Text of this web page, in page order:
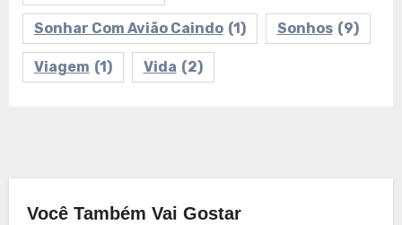
Sonhar Com Avião Caindo (1) Sonhos (9)
Viagem (1) Vida (2)
Você Também Vai Gostar